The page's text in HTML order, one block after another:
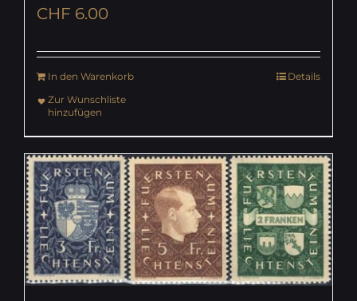
CHF 6.00
In den Warenkorb
Details
Zur Wunschliste
hinzufügen